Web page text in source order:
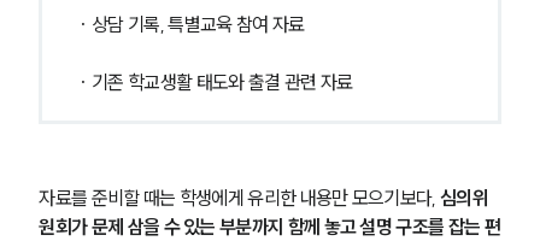
· 상담 기록, 특별교육 참여 자료
· 기존 학교생활 태도와 출결 관련 자료
자료를 준비할 때는 학생에게 유리한 내용만 모으기보다, 심의위
원회가 문제 삼을 수 있는 부분까지 함께 놓고 설명 구조를 잡는 편